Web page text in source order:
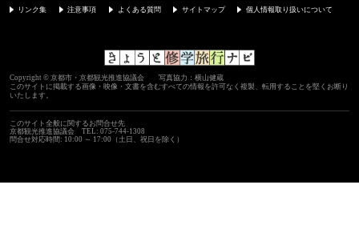
リンク集 注意事項 よくある質問 サイトマップ 個人情報取り扱いについて
Copyright © 京都市・京都観光推進協議会 写真協力：横山健蔵
このサイトに掲載する画像・映像・文書を含むすべての情報を許可なく複製、転用することを堅くお断り
いたします。
このサイト全般に関するお問合せ先
京都観光推進協議会
TEL: 075-744-1308
問合せ対応時間: 10:00 ～ 17:00（土日、祝日を除く）